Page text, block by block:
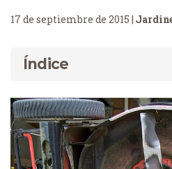
17 de septiembre de 2015 |
Índice